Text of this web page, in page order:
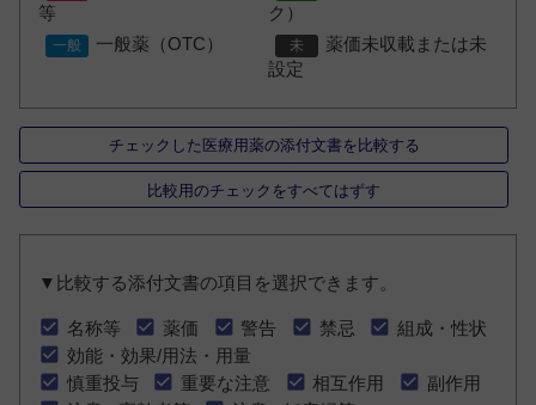
等
ク）
一般薬（OTC）
薬価未収載または未
設定
チェックした医療用薬の添付文書を比較する
比較用のチェックをすべてはずす
▼比較する添付文書の項目を選択できます。
名称等 薬価 警告 禁忌
組成・性状
効能・効果/用法・用量
慎重投与
重要な注意 相互作用
副作用